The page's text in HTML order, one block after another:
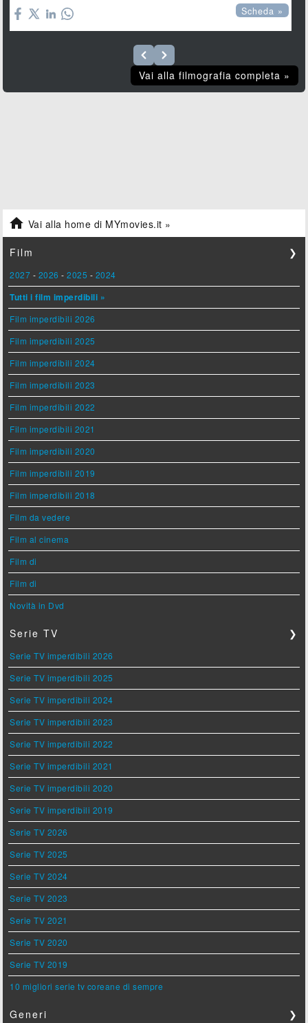
Scheda »
Vai alla filmografia completa »
 Vai alla home di MYmovies.it »
Film ❯
2027 - 2026 -2025 - 2024
Tutti i film imperdibili »
Film imperdibili 2026
Film imperdibili 2025
Film imperdibili 2024
Film imperdibili 2023
Film imperdibili 2022
Film imperdibili 2021
Film imperdibili 2020
Film imperdibili 2019
Film imperdibili 2018
Film da vedere
Film al cinema
Film di
Film di
Novità in Dvd
Serie TV ❯
Serie TV imperdibili 2026
Serie TV imperdibili 2025
Serie TV imperdibili 2024
Serie TV imperdibili 2023
Serie TV imperdibili 2022
Serie TV imperdibili 2021
Serie TV imperdibili 2020
Serie TV imperdibili 2019
Serie TV 2026
Serie TV 2025
Serie TV 2024
Serie TV 2023
Serie TV 2021
Serie TV 2020
Serie TV 2019
10 migliori serie tv coreane di sempre
Generi ❯